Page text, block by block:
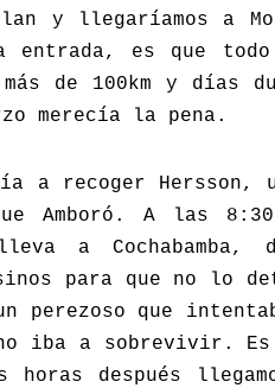
y llegaríamos a
entrada, es que
de 100km y días
merecía la pena.
a recoger Hersson,
Amboró. A las
a Cochabamba,
para que no lo
perezoso que
iba a sobrevivir. Es
horas después